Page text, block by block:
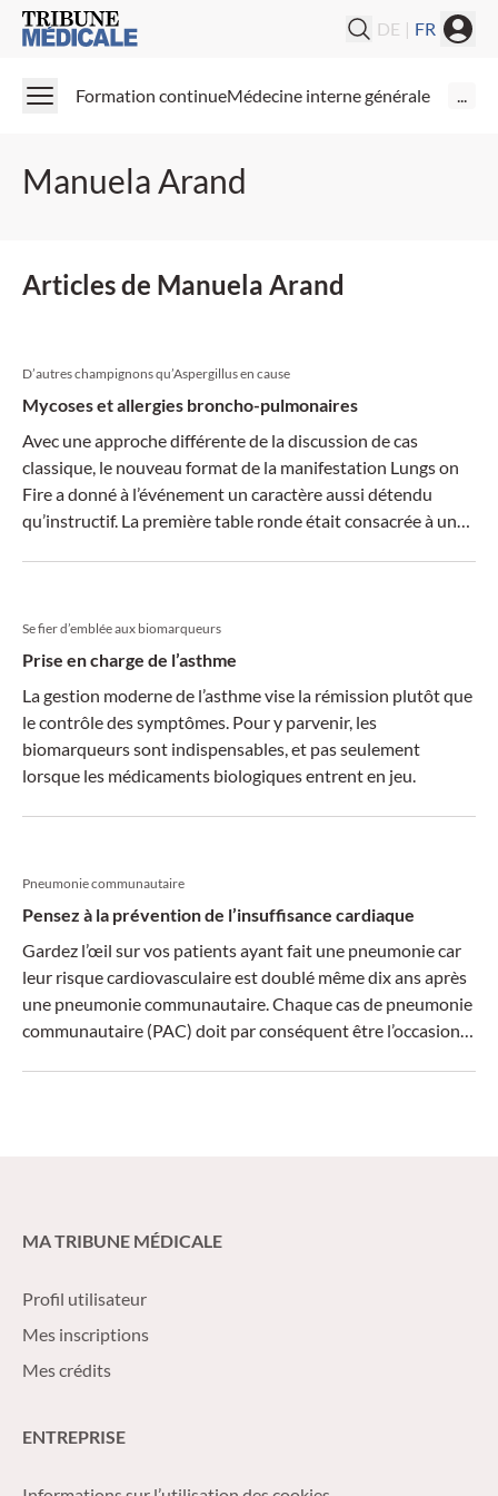
Medical Tribune DE | FR
Formation continueMédecine interne générale ...
Manuela Arand
Articles de Manuela Arand
D’autres champignons qu’Aspergillus en cause
Mycoses et allergies broncho-pulmonaires
Avec une approche différente de la discussion de cas
classique, le nouveau format de la manifestation Lungs on
Fire a donné à l’événement un caractère aussi détendu
qu’instructif. La première table ronde était consacrée à une
Se fier d’emblée aux biomarqueurs
Prise en charge de l’asthme
La gestion moderne de l’asthme vise la rémission plutôt que
le contrôle des symptômes. Pour y parvenir, les
biomarqueurs sont indispensables, et pas seulement
lorsque les médicaments biologiques entrent en jeu.
Pneumonie communautaire
Pensez à la prévention de l’insuffisance cardiaque
Gardez l’œil sur vos patients ayant fait une pneumonie car
leur risque cardiovasculaire est doublé même dix ans après
une pneumonie communautaire. Chaque cas de pneumonie
communautaire (PAC) doit par conséquent être l’occasion
MA TRIBUNE MÉDICALE
Profil utilisateur
Mes inscriptions
Mes crédits
ENTREPRISE